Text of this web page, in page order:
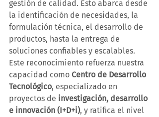
gestión de calidad. Esto abarca desde
la identificación de necesidades, la
formulación técnica, el desarrollo de
productos, hasta la entrega de
soluciones confiables y escalables.
Este reconocimiento refuerza nuestra
capacidad como Centro de Desarrollo
Tecnológico, especializado en
proyectos de investigación, desarrollo
e innovación (I+D+i), y ratifica el nivel